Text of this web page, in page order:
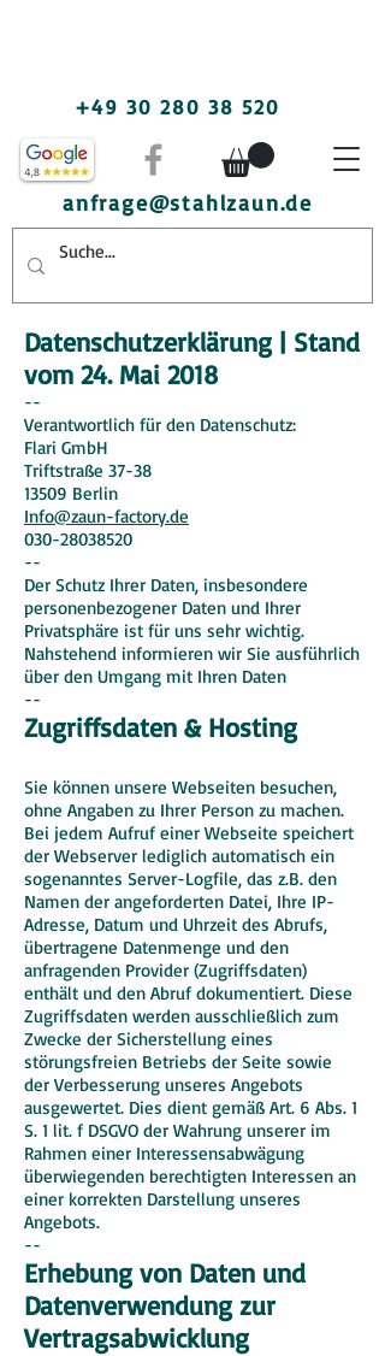
+49 30 280 38 520
anfrage@stahlzaun.de
Datenschutzerklärung | Stand
vom 24. Mai 2018
--
Verantwortlich für den Datenschutz:
Flari GmbH
Triftstraße 37-38
13509 Berlin
Info@zaun-factory.de
030-28038520
--
Der Schutz Ihrer Daten, insbesondere
personenbezogener Daten und Ihrer
Privatsphäre ist für uns sehr wichtig.
Nahstehend informieren wir Sie ausführlich
über den Umgang mit Ihren Daten
--
Zugriffsdaten & Hosting
Sie können unsere Webseiten besuchen,
ohne Angaben zu Ihrer Person zu machen.
Bei jedem Aufruf einer Webseite speichert
der Webserver lediglich automatisch ein
sogenanntes Server-Logfile, das z.B. den
Namen der angeforderten Datei, Ihre IP-
Adresse, Datum und Uhrzeit des Abrufs,
übertragene Datenmenge und den
anfragenden Provider (Zugriffsdaten)
enthält und den Abruf dokumentiert. Diese
Zugriffsdaten werden ausschließlich zum
Zwecke der Sicherstellung eines
störungsfreien Betriebs der Seite sowie
der Verbesserung unseres Angebots
ausgewertet. Dies dient gemäß Art. 6 Abs. 1
S. 1 lit. f DSGVO der Wahrung unserer im
Rahmen einer Interessensabwägung
überwiegenden berechtigten Interessen an
einer korrekten Darstellung unseres
Angebots.
--
Erhebung von Daten und
Datenverwendung zur
Vertragsabwicklung